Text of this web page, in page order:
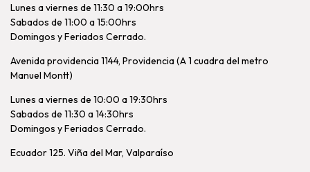
Lunes a viernes de 11:30 a 19:00hrs
Sabados de 11:00 a 15:00hrs
Domingos y Feriados Cerrado.
Avenida providencia 1144, Providencia (A 1 cuadra del metro
Manuel Montt)
Lunes a viernes de 10:00 a 19:30hrs
Sabados de 11:30 a 14:30hrs
Domingos y Feriados Cerrado.
Ecuador 125. Viña del Mar, Valparaíso